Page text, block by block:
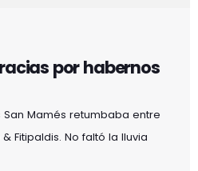
por habernos
Mamés retumbaba entre
Fitipaldis. No faltó la lluvia
pudo parar el que ha sido el